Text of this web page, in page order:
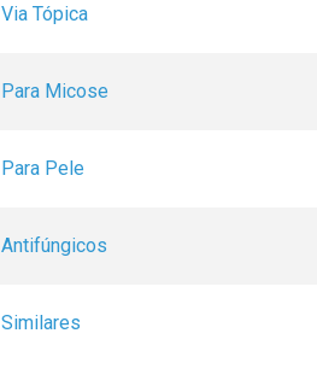
Via Tópica
Para Micose
Para Pele
Antifúngicos
Similares